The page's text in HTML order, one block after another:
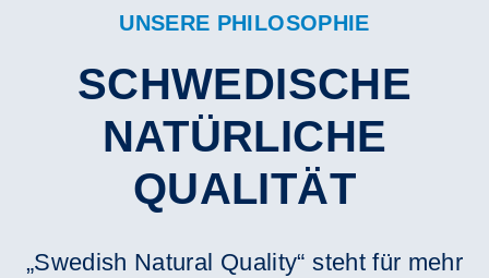
UNSERE PHILOSOPHIE
SCHWEDISCHE
NATÜRLICHE
QUALITÄT
„Swedish Natural Quality“ steht für mehr